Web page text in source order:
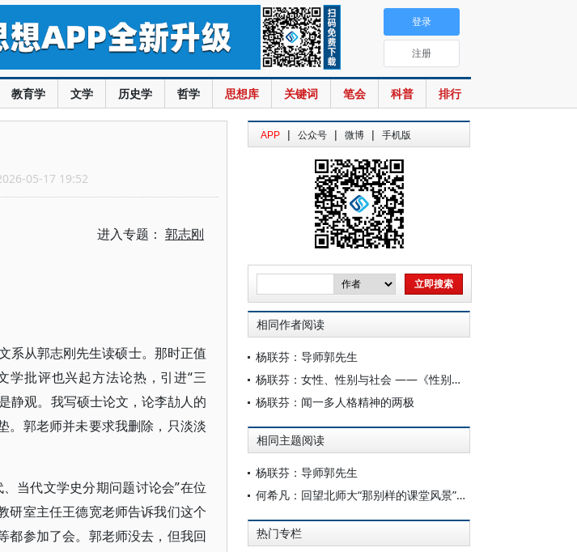
教育学 文学 历史学 哲学 思想库 关键词 笔会 科普 排行
登录
注册
05-17 19:52
进入专题： 郭志刚
系从郭志刚先生读硕士。那时正值
学批评也兴起方法论热，引进“三
静观。我写硕士论文，论李劼人的
。郭老师并未要求我删除，只淡淡
当代文学史分期问题讨论会”在位
研室主任王德宽老师告诉我们这个
都参加了会。郭老师没去，但我回
APP | 公众号 | 微博 | 手机版
相同作者阅读
杨联芬：导师郭先生
杨联芬：女性、性别与社会 ——《性别与中国社会现代转型》前言
杨联芬：闻一多人格精神的两极
相同主题阅读
杨联芬：导师郭先生
何希凡：回望北师大“那别样的课堂风景”——怀念恩师郭志刚先生
热门专栏